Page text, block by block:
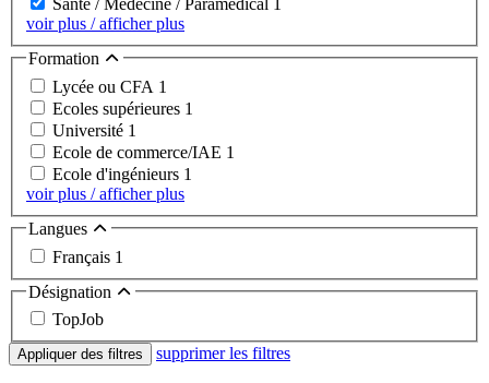
Santé / Médecine / Paramédical 1
voir plus / afficher plus
Formation
Lycée ou CFA 1
Ecoles supérieures 1
Université 1
Ecole de commerce/IAE 1
Ecole d'ingénieurs 1
voir plus / afficher plus
Langues
Français 1
Désignation
TopJob
Appliquer des filtres supprimer les filtres